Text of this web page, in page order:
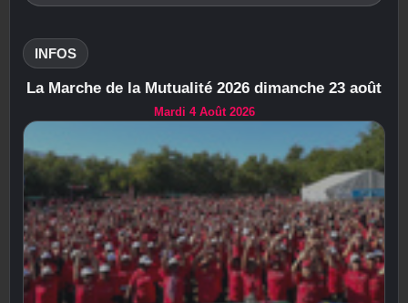
INFOS
La Marche de la Mutualité 2026 dimanche 23 août
Mardi 4 Août 2026